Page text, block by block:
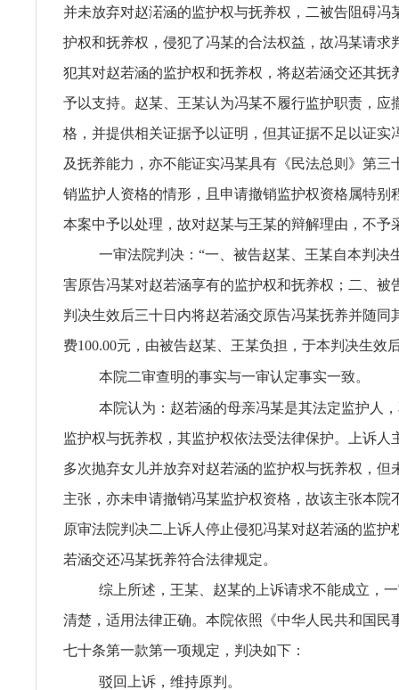
并未放弃对赵渃涵的监护权与抚养权，二被告阻碍冯
护权和抚养权，侵犯了冯某的合法权益，故冯某请求
犯其对赵若涵的监护权和抚养权，将赵若涵交还其抚
予以支持。赵某、王某认为冯某不履行监护职责，应
格，并提供相关证据予以证明，但其证据不足以证实
及抚养能力，亦不能证实冯某具有《民法总则》第三
销监护人资格的情形，且申请撤销监护权资格属特别
本案中予以处理，故对赵某与王某的辩解理由，不予
一审法院判决：“一、被告赵某、王某自本判决
害原告冯某对赵若涵享有的监护权和抚养权；二、被
判决生效后三十日内将赵若涵交原告冯某抚养并随同
费100.00元，由被告赵某、王某负担，于本判决生效
本院二审查明的事实与一审认定事实一致。
本院认为：赵若涵的母亲冯某是其法定监护人
监护权与抚养权，其监护权依法受法律保护。上诉人
多次抛弃女儿并放弃对赵若涵的监护权与抚养权，但
主张，亦未申请撤销冯某监护权资格，故该主张本院
原审法院判决二上诉人停止侵犯冯某对赵若涵的监护
若涵交还冯某抚养符合法律规定。
综上所述，王某、赵某的上诉请求不能成立，
清楚，适用法律正确。本院依照《中华人民共和国民
七十条第一款第一项规定，判决如下：
驳回上诉，维持原判。